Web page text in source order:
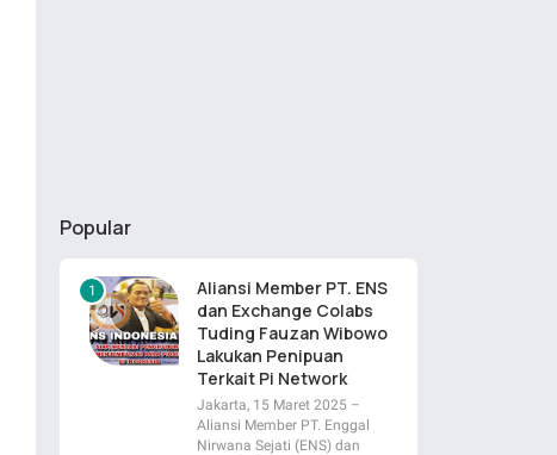
Popular
Aliansi Member PT. ENS
dan Exchange Colabs
Tuding Fauzan Wibowo
Lakukan Penipuan
Terkait Pi Network
Jakarta, 15 Maret 2025 –
Aliansi Member PT. Enggal
Nirwana Sejati (ENS) dan